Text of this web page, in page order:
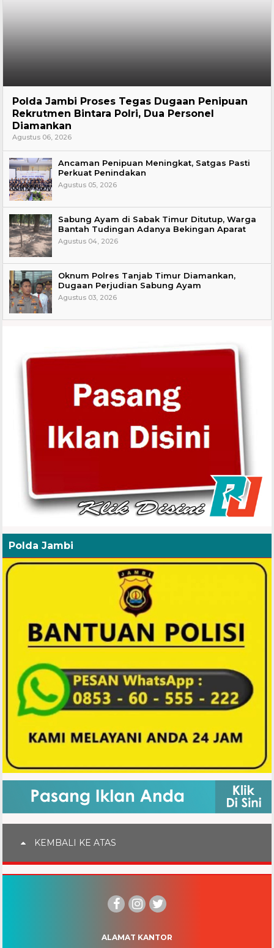
Polda Jambi Proses Tegas Dugaan Penipuan
Rekrutmen Bintara Polri, Dua Personel
Diamankan
Agustus 06, 2026
Ancaman Penipuan Meningkat, Satgas Pasti
Perkuat Penindakan
Agustus 05, 2026
Sabung Ayam di Sabak Timur Ditutup, Warga
Bantah Tudingan Adanya Bekingan Aparat
Agustus 04, 2026
Oknum Polres Tanjab Timur Diamankan,
Dugaan Perjudian Sabung Ayam
Agustus 03, 2026
Polda Jambi
KEMBALI KE ATAS
ALAMAT KANTOR